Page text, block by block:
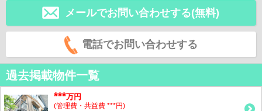
メールでお問い合わせする(無料)
電話でお問い合わせする
過去掲載物件一覧
***万円
(管理費・共益費 ***円)